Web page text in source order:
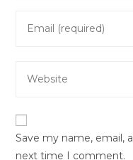
comment
address
URL
(optional)
Save my name, email,
next time I comment.